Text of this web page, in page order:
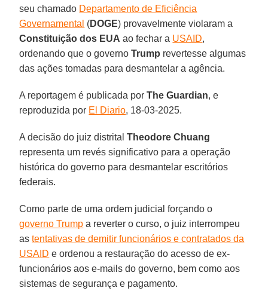
seu chamado Departamento de Eficiência
Governamental (DOGE) provavelmente violaram a
Constituição dos EUA ao fechar a USAID,
ordenando que o governoTrump revertesse algumas
das ações tomadas para desmantelar a agência.
A reportagem é publicada porThe Guardian, e
reproduzida por El Diario, 18-03-2025.
A decisão do juiz distritalTheodore Chuang
representa um revés significativo para a operação
histórica do governo para desmantelar escritórios
federais.
Como parte de uma ordem judicial forçando o
governo Trump a reverter o curso, o juiz interrompeu
astentativas de demitir funcionários e contratados da
USAID e ordenou a restauração do acesso de ex-
funcionários aos e-mails do governo, bem como aos
sistemas de segurança e pagamento.